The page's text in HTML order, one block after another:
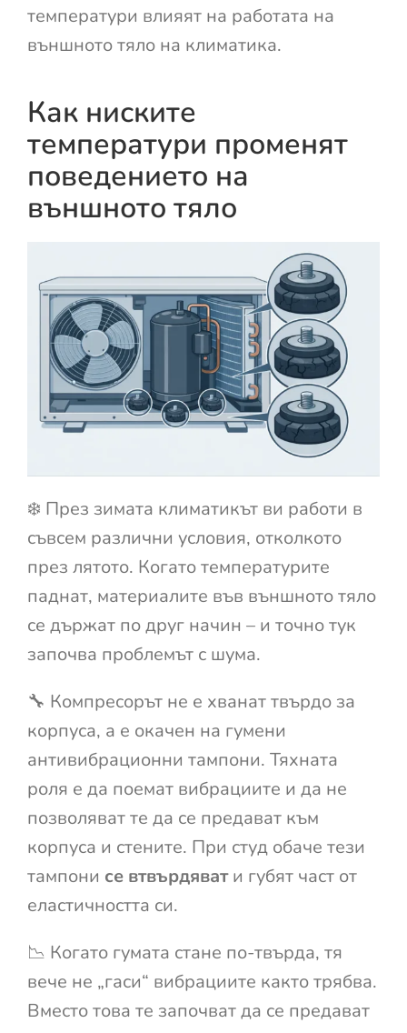
температури влияят на работата на
външното тяло на климатика.
Как ниските
температури променят
поведението на
външното тяло
❄️ През зимата климатикът ви работи в
съвсем различни условия, отколкото
през лятото. Когато температурите
паднат, материалите във външното тяло
се държат по друг начин – и точно тук
започва проблемът с шума.
🔧 Компресорът не е хванат твърдо за
корпуса, а е окачен на гумени
антивибрационни тампони. Тяхната
роля е да поемат вибрациите и да не
позволяват те да се предават към
корпуса и стените. При студ обаче тези
тампони се втвърдявати губят част от
еластичността си.
📉 Когато гумата стане по-твърда, тя
вече не „гаси“ вибрациите както трябва.
Вместо това те започват да се предават